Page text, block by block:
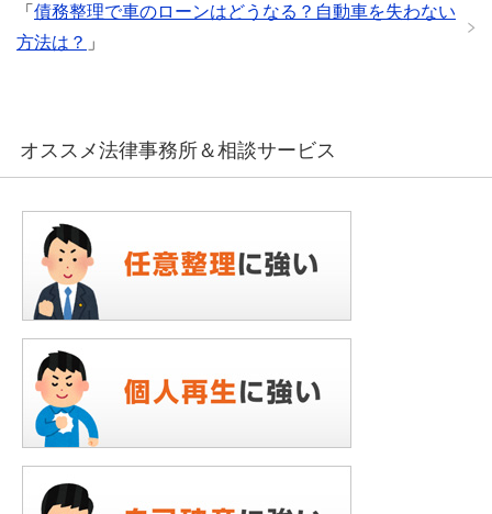
「 債務整理で車のローンはどうなる？自動車を失わない
方法は？ 」
オススメ法律事務所＆相談サービス